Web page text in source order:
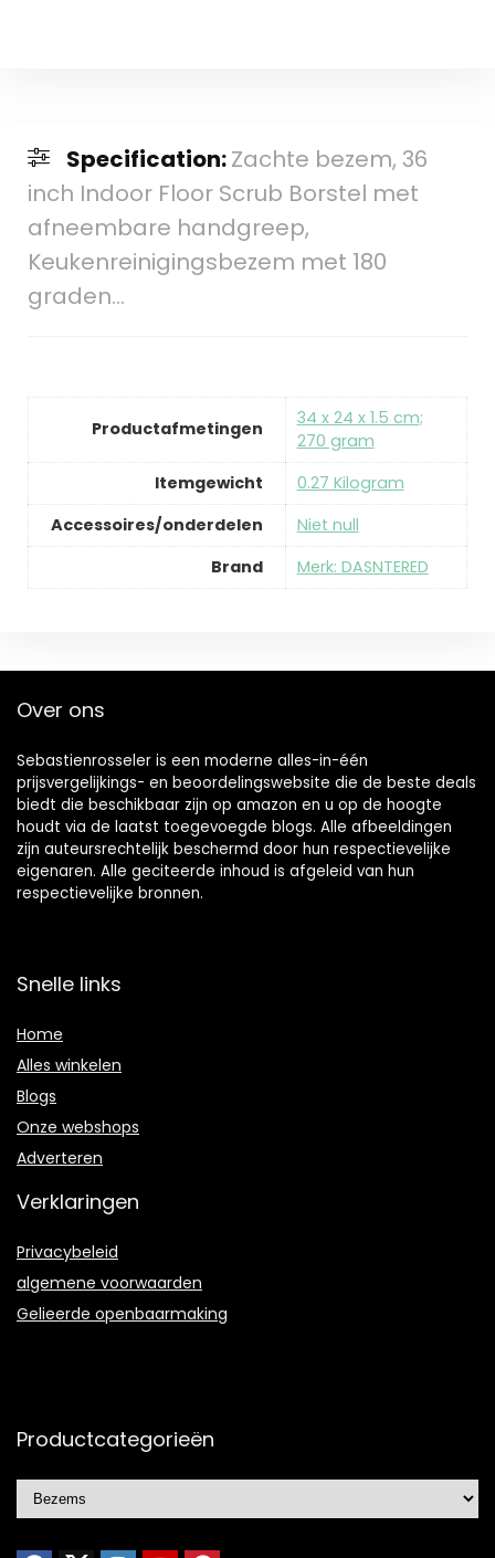
Specification:Zachte bezem, 36
inch Indoor Floor Scrub Borstel met
afneembare handgreep,
Keukenreinigingsbezem met 180
graden…
Productafmetingen
‎34 x 24 x 1.5 cm;
270 gram
Itemgewicht
‎0.27 Kilogram
Accessoires/onderdelen
‎Niet null
Brand
Merk: DASNTERED
Over ons
Sebastienrosseler is een moderne alles-in-één
prijsvergelijkings- en beoordelingswebsite die de beste deals
biedt die beschikbaar zijn op amazon en u op de hoogte
houdt via de laatst toegevoegde blogs. Alle afbeeldingen
zijn auteursrechtelijk beschermd door hun respectievelijke
eigenaren. Alle geciteerde inhoud is afgeleid van hun
respectievelijke bronnen.
Snelle links
Home
Alles winkelen
Blogs
Onze webshops
Adverteren
Verklaringen
Privacybeleid
algemene voorwaarden
Gelieerde openbaarmaking
Productcategorieën